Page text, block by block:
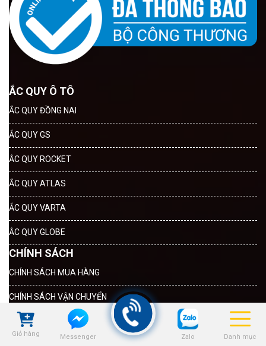
Giỏ hàng Messenger Zalo Danh mục
ẮC QUY Ô TÔ
ẮC QUY ĐỒNG NAI
ẮC QUY GS
ẮC QUY ROCKET
ẮC QUY ATLAS
ẮC QUY VARTA
ẮC QUY GLOBE
CHÍNH SÁCH
CHÍNH SÁCH MUA HÀNG
CHÍNH SÁCH VẬN CHUYỂN
CHÍNH SÁCH ĐỔI TRẢ VÀ HOÀN TIỀN